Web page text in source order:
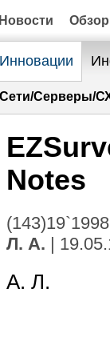
Новости
Инновации
Сети/Серверы/
Notes
(143)19`1998
Л. А. |
А. Л.